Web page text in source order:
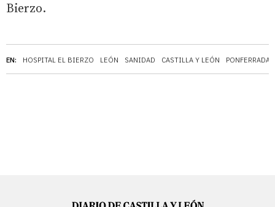
EN: HOSPITAL EL BIERZO LEÓN SANIDAD CASTILLA Y LEÓN PONFERRADA
Bierzo.